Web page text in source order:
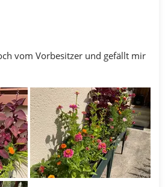
vom Vorbesitzer und gefällt mir